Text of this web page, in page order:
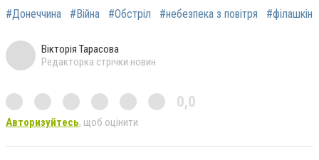
#Донеччина #Війна #Обстріл #небезпека з повітря #філашкін
Вікторія Тарасова
Редакторка стрічки новин
0,0
Авторизуйтесь, щоб оцінити